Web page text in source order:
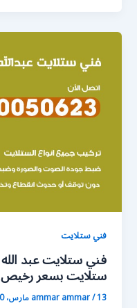
فني ستلايت
ستلايت بسعر رخيص
ammar ammar/13 مارس، 2020